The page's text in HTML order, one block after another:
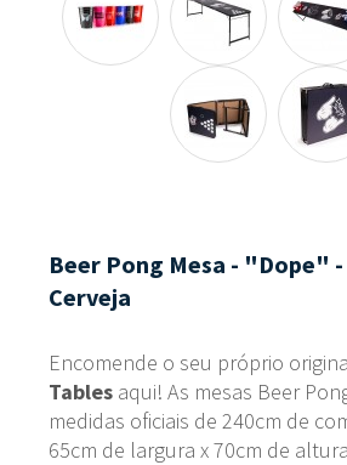
Beer Pong Mesa - "Dope"
Cerveja
Encomende o seu próprio
Tables aqui! As mesas Beer
medidas oficiais de 240cm de
65cm de largura x 70cm de